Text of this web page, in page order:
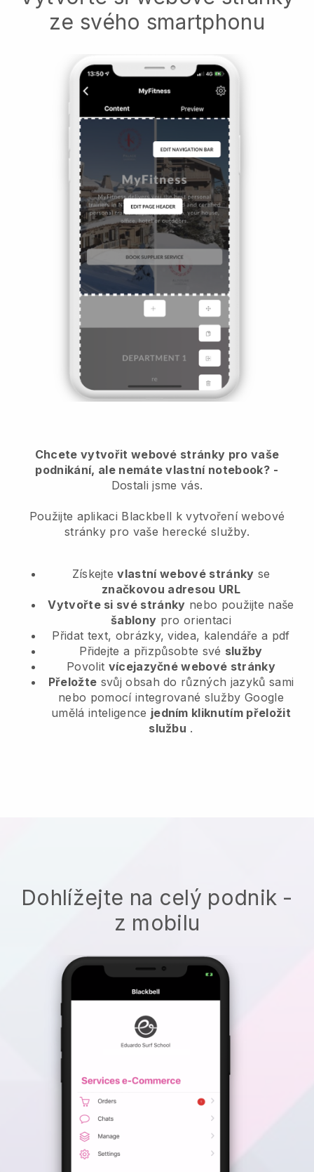
ze svého smartphonu
Chcete vytvořit webové stránky pro vaše
podnikání, ale nemáte vlastní notebook? -
Dostali jsme vás.
Použijte aplikaci Blackbell k vytvoření webové
stránky pro vaše herecké služby.
Získejtevlastní webové stránky se
značkovou adresou URL
Vytvořte si své stránky nebo použijte naše
šablony pro orientaci
Přidat text, obrázky, videa, kalendáře a pdf
Přidejte a přizpůsobte své služby
Povolit vícejazyčné webové stránky
Přeložte svůj obsah do různých jazyků sami
nebo pomocí integrované služby Google
umělá inteligence jedním kliknutím přeložit
službu .
Dohlížejte na celý podnik -
z mobilu